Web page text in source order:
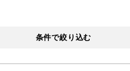
条件で絞り込む